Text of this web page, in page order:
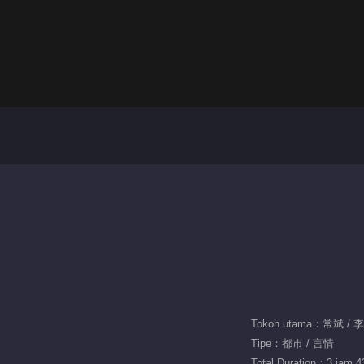
Tokoh utama：常斌 /
Tipe：都市 / 言情